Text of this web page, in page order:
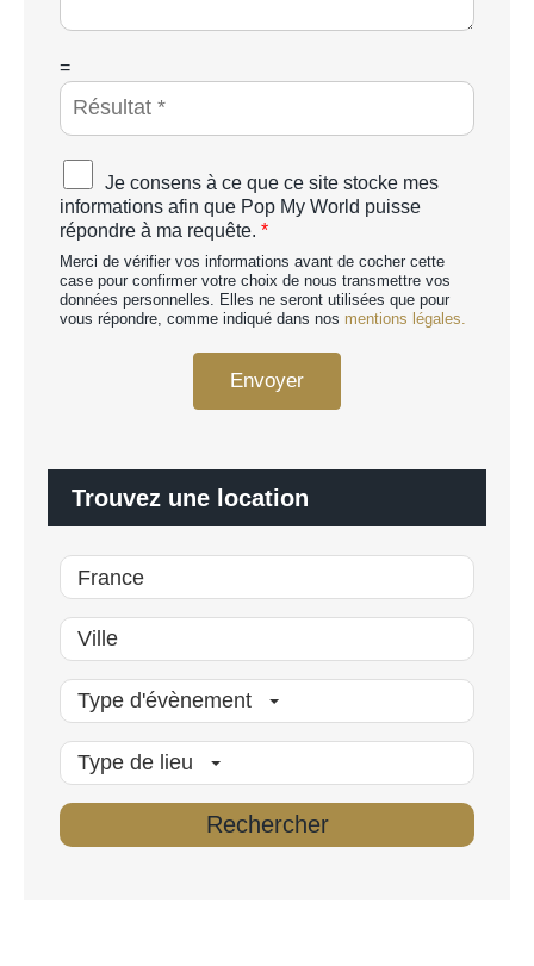
g
*
C
A
T
C
H
A
p
e
r
s
o
s
=
A
c
c
o
r
d
R
Je consens à ce que ce site stocke mes
informations afin que Pop My World puisse
répondre à ma requête. *
Merci de vérifier vos informations avant de cocher cette
case pour confirmer votre choix de nous transmettre vos
données personnelles. Elles ne seront utilisées que pour
vous répondre, comme indiqué dans nos mentions légales.
Envoyer
Trouvez une location
Type d'évènement
Type de lieu